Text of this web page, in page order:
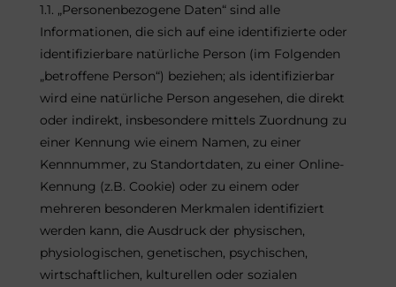
1.1. „Personenbezogene Daten“ sind alle
Informationen, die sich auf eine identifizierte oder
identifizierbare natürliche Person (im Folgenden
„betroffene Person“) beziehen; als identifizierbar
wird eine natürliche Person angesehen, die direkt
oder indirekt, insbesondere mittels Zuordnung zu
einer Kennung wie einem Namen, zu einer
Kennnummer, zu Standortdaten, zu einer Online-
Kennung (z.B. Cookie) oder zu einem oder
mehreren besonderen Merkmalen identifiziert
werden kann, die Ausdruck der physischen,
physiologischen, genetischen, psychischen,
wirtschaftlichen, kulturellen oder sozialen